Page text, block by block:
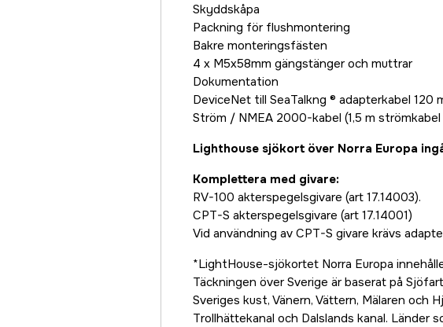
Skyddskåpa
Packning för flushmontering
Bakre monteringsfästen
4 x M5x58mm gängstänger och muttrar
Dokumentation
DeviceNet till SeaTalkng ® adapterkabel 120
Ström / NMEA 2000-kabel (1,5 m
Lighthouse sjökort över Norra Europa
Komplettera med givare:
RV-100 akterspegelsgivare (art 17.14003).
CPT-S akterspegelsgivare (art 17.14001)
Vid användning av CPT-S givare krävs
*LightHouse-sjökortet Norra Europa
Täckningen över Sverige är baserat på
Sveriges kust, Vänern, Vättern, Mälaren och
Trollhättekanal och Dalslands kanal. Länder